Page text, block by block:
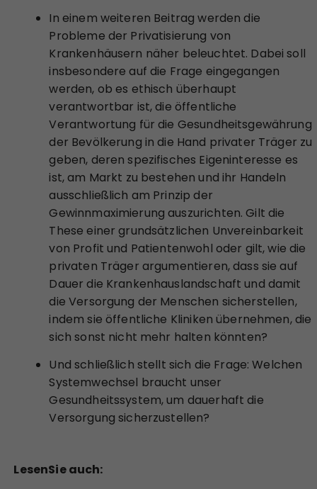
In einem weiteren Beitrag werden die
Probleme der Privatisierung von
Krankenhäusern näher beleuchtet. Dabei soll
insbesondere auf die Frage eingegangen
werden, ob es ethisch überhaupt
verantwortbar ist, die öffentliche
Verantwortung für die Gesundheitsgewährung
der Bevölkerung in die Hand privater Träger zu
geben, deren spezifisches Eigeninteresse es
ist, am Markt zu bestehen und ihr Handeln
ausschließlich am Prinzip der
Gewinnmaximierung auszurichten. Gilt die
These einer grundsätzlichen Unvereinbarkeit
von Profit und Patientenwohl oder gilt, wie die
privaten Träger argumentieren, dass sie auf
Dauer die Krankenhauslandschaft und damit
die Versorgung der Menschen sicherstellen,
indem sie öffentliche Kliniken übernehmen, die
sich sonst nicht mehr halten könnten?
Und schließlich stellt sich die Frage: Welchen
Systemwechsel braucht unser
Gesundheitssystem, um dauerhaft die
Versorgung sicherzustellen?
LesenSie auch: